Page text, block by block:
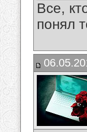
Все,
понял